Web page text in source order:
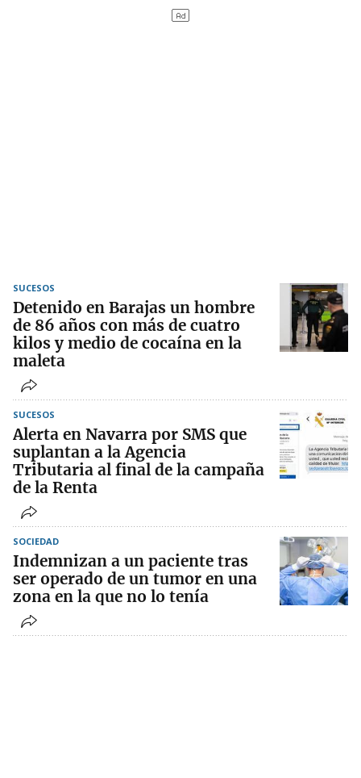
SUCESOS
Detenido en Barajas un hombre
de 86 años con más de cuatro
kilos y medio de cocaína en la
maleta
SUCESOS
Alerta en Navarra por SMS que
suplantan a la Agencia
Tributaria al final de la campaña
de la Renta
SOCIEDAD
Indemnizan a un paciente tras
ser operado de un tumor en una
zona en la que no lo tenía